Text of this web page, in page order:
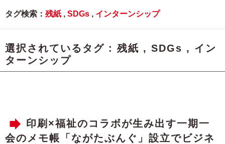
タグ検索： 残紙 , SDGs , インターンシップ
選択されているタグ : 残紙 , SDGs , イン
ターンシップ
印刷×福祉のコラボが生み出す一期一
会のメモ帳「ながたぶんぐ」設立でビジネ